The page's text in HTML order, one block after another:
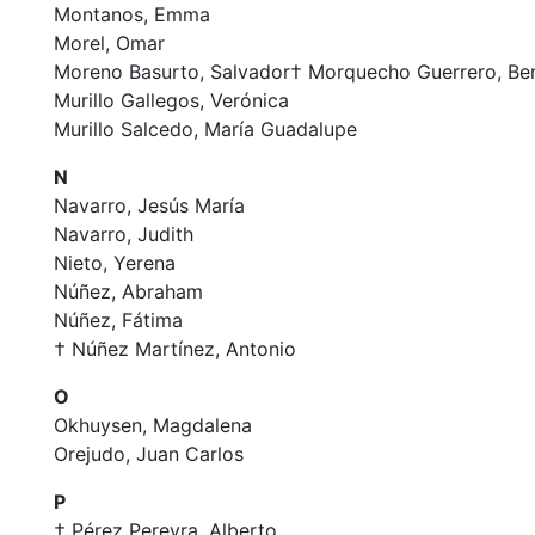
Montanos, Emma
Morel, Omar
Moreno Basurto, Salvador† Morquecho Guerrero,
Murillo Gallegos, Verónica
Murillo Salcedo, María Guadalupe
N
Navarro, Jesús María
Navarro, Judith
Nieto, Yerena
Núñez, Abraham
Núñez, Fátima
† Núñez Martínez, Antonio
O
Okhuysen, Magdalena
Orejudo, Juan Carlos
P
† Pérez Pereyra, Alberto